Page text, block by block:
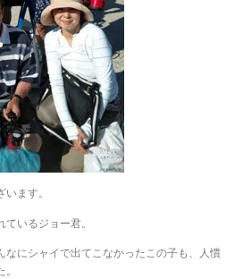
ます。
いるジョー君。
なにシャイで出てこなかったこの子も、人慣